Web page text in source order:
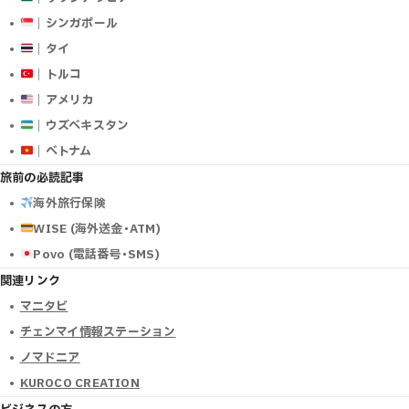
｜シンガポール
｜タイ
｜トルコ
｜アメリカ
｜ウズベキスタン
｜ベトナム
旅前の必読記事
海外旅行保険
WISE (海外送金･ATM)
Povo (電話番号･SMS)
関連リンク
マニタビ
チェンマイ情報ステーション
ノマドニア
KUROCO CREATION